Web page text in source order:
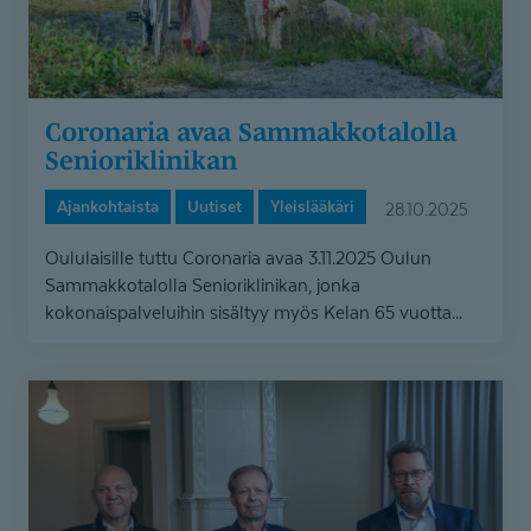
Coronaria avaa Sammakkotalolla
Senioriklinikan
Ajankohtaista Uutiset Yleislääkäri 28.10.2025
Oululaisille tuttu Coronaria avaa 3.11.2025 Oulun
Sammakkotalolla Senioriklinikan, jonka
kokonaispalveluihin sisältyy myös Kelan 65 vuotta...
Cor
Group